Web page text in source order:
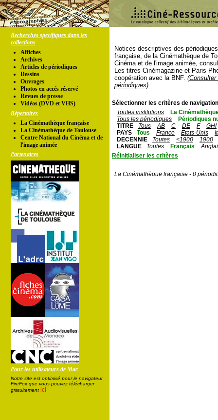
Recherches spécifiques dans les
collections
Affiches
Archives
Articles de périodiques
Dessins
Ouvrages
Photos en accés réservé
Revues de presse
Vidéos (DVD et VHS)
Répertoires
La Cinémathèque française
La Cinémathèque de Toulouse
Centre National du Cinéma et de
l'image animée
Partenaires
Pour les utilisateurs de Mac
Notre site est optimisé pour le navigateur
FireFox que vous pouvez télécharger
gratuitement ici
Notices descriptives des
française, de la Cinémathèque de
Cinéma et de l'image animée,
Les titres Cinémagazine et Paris-
coopération avec la BNF.
périodiques)
Sélectionner les critères de
Toutes institutions
La
Tous les périodiques
Périodiques
TITRE
Tous AB C DE F
GHI
PAYS
Tous France Etats-Unis
DECENNIE
Toutes <1900
1900
LANGUE
Toutes Français
Réinitialiser les critères
La Cinémathèque française - 0